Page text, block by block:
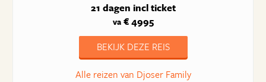
21 dagen incl ticket
va€ 4995
BEKIJK DEZE REIS
Alle reizen van Djoser Family